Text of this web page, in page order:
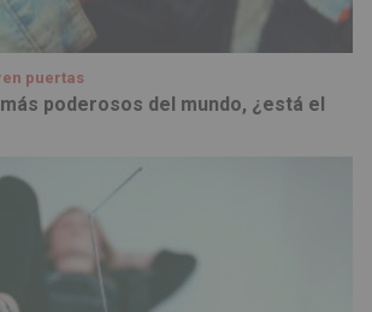
puertas
poderosos del mundo, ¿está el